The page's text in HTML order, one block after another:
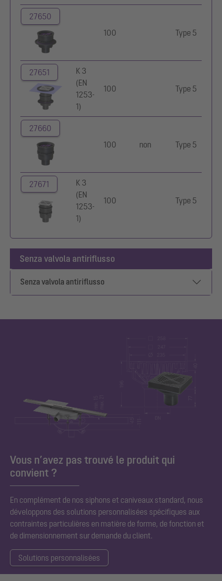
27650
100
Type 5
27651
K 3
(EN
1253-
1)
100 Type 5
27660
100
non Type 5
27671
K 3
(EN
1253-
1)
100 Type 5
Senza valvola antiriflusso
Senza valvola antiriflusso
Vous n’avez pas trouvé le produit qui
convient ?
En complément de nos siphons et caniveaux standard, nous
développons des solutions personnalisées spécifiques aux
contraintes particulières en matière de forme, de fonction et
de dimensionnement sur demande du client.
Solutions personnalisées